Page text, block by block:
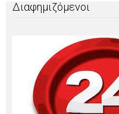
Διαφημιζόμενοι